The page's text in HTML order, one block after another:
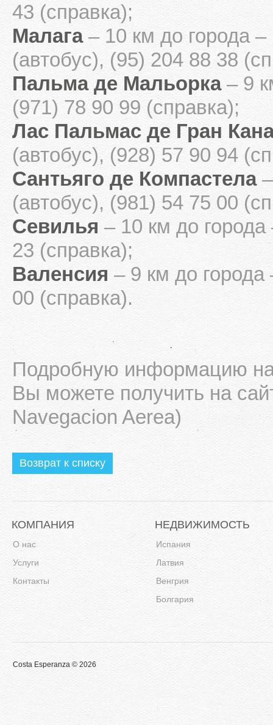
43 (справка);
Малага– 10 км до города
(автобус), (95) 204 88 38
Пальма де Мальорка– 9
(971) 78 90 99 (справка);
Лас Пальмас де Гран
(автобус), (928) 57 90 94
Сантьяго де Компастела–
(автобус), (981) 54 75 00
Севилья – 10 км до
23 (справка);
Валенсия – 9 км до
00 (справка).
Подробную информацию на
Вы можете получить на
Navegacion Aerea)
Возврат к списку
КОМПАНИЯ
О нас
Услуги
Контакты
НЕДВИЖИМОСТЬ
Испания
Латвия
Венгрия
Болгария
Costa Esperanza © 2026